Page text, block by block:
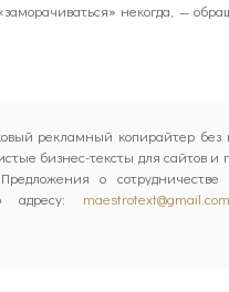
некогда, —
рекламный копирайтер без
бизнес-тексты для сайтов и
о
адресу: maestrotext@gmail.com